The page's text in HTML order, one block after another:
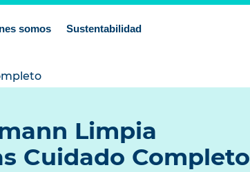
somos Sustentabilidad
Limpia
Cuidado Completo